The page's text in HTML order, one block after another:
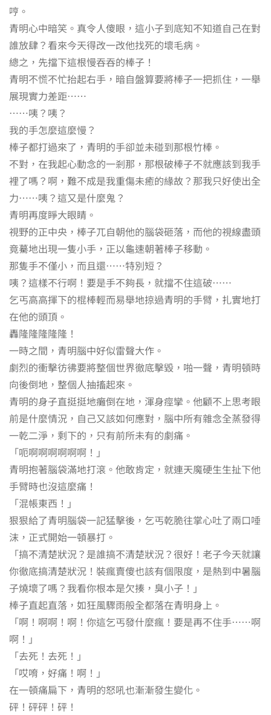
哼。
青明心中暗笑。真令人傻眼，這小子到底知不知道自己在對
誰放肆？看來今天得改一改他找死的壞毛病。
總之，先擋下這根慢吞吞的棒子！
青明不慌不忙抬起右手，暗自盤算要將棒子一把抓住，一舉
展現實力差距⋯⋯
⋯⋯咦？咦？
我的手怎麼這麼慢？
棒子都打過來了，青明的手卻並未碰到那根竹棒。
不對，在我起心動念的一剎那，那根破棒子不就應該到我手
裡了嗎？啊，難不成是我重傷未癒的緣故？那我只好使出全
力⋯⋯咦？這又是什麼鬼？
青明再度睜大眼睛。
視野的正中央，棒子兀自朝他的腦袋砸落，而他的視線盡頭
竟驀地出現一隻小手，正以龜速朝著棒子移動。
那隻手不僅小，而且還⋯⋯特別短？
咦？這樣不行啊！要是手不夠長，就擋不住這破⋯⋯
乞丐高高揮下的棍棒輕而易舉地掠過青明的手臂，扎實地打
在他的頭頂。
轟隆隆隆隆隆！
一時之間，青明腦中好似雷聲大作。
劇烈的衝擊彷彿要將整個世界徹底擊毀，啪一聲，青明頓時
向後倒地，整個人抽搐起來。
青明的身子直挺挺地癱倒在地，渾身痙攣。他顧不上思考眼
前是什麼情況，自己又該如何應對，腦中所有雜念全蒸發得
一乾二淨，剩下的，只有前所未有的劇痛。
「呃啊啊啊啊啊啊！」
青明抱著腦袋滿地打滾。他敢肯定，就連天魔硬生生扯下他
手臂時也沒這麼痛！
「混帳東西！」
狠狠給了青明腦袋一記猛擊後，乞丐乾脆往掌心吐了兩口唾
沫，正式開始一頓暴打。
「搞不清楚狀況？是誰搞不清楚狀況？很好！老子今天就讓
你徹底搞清楚狀況！裝瘋賣傻也該有個限度，是熱到中暑腦
子燒壞了嗎？我看你根本是欠揍，臭小子！」
棒子直起直落，如狂風驟雨般全都落在青明身上。
「啊！啊啊！啊！你這乞丐發什麼瘋！要是再不住手⋯⋯啊
啊！」
「去死！去死！」
「哎唷，好痛！啊！」
在一頓痛扁下，青明的怒吼也漸漸發生變化。
砰！砰砰！砰！